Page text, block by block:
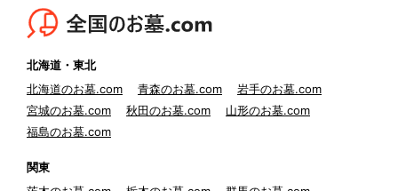
北海道・東北
北海道のお墓.com
青森のお墓.com
岩手のお墓.com
宮城のお墓.com
秋田のお墓.com
山形のお墓.com
福島のお墓.com
関東